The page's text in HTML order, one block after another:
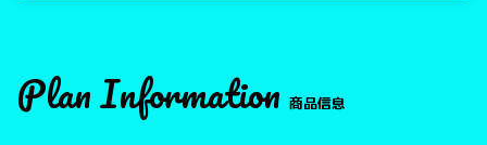
Plan Information 商品信息